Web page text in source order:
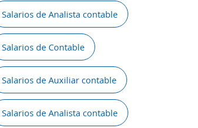
Salarios de Analista contable
Salarios de Contable
Salarios de Auxiliar contable
Salarios de Analista contable